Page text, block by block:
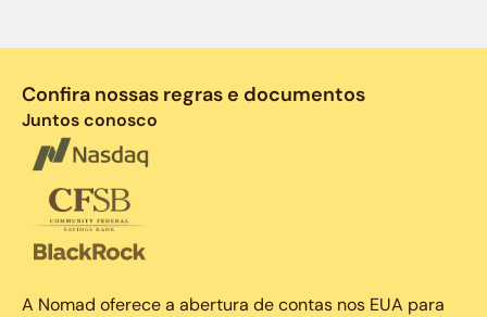
Confira nossas regras e documentos
Juntos conosco
A Nomad oferece a abertura de contas nos EUA para